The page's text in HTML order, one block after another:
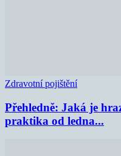
Zdravotní pojištění
Přehledně: Jaká je
praktika od ledna...